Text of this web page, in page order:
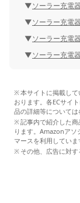
ソーラー充電
ソーラー充電
ソーラー充電
ソーラー充電
本サイトに掲載し
おります。各ECサイ
品の詳細等については
記事内で紹介した
ります。Amazonアソ
マースを利用していま
その他、広告に対